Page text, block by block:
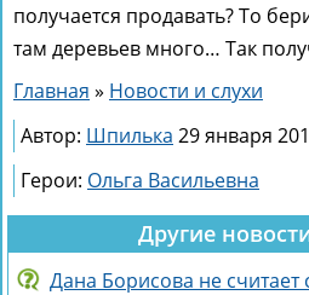
получается продавать? То
там деревьев много… Так
Главная » Новости и слухи
Автор: Шпилька 29 января
Герои: Ольга Васильевна
Другие